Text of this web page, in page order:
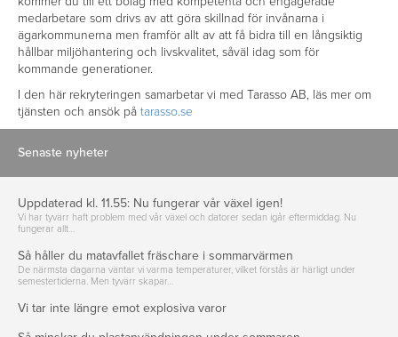
medarbetare som drivs av att göra skillnad för invånarna i
ägarkommunerna men framför allt av att få bidra till en långsiktig
hållbar miljöhantering och livskvalitet, såväl idag som för
kommande generationer.
I den här rekryteringen samarbetar vi med Tarasso AB, läs mer om
tjänsten och ansök på tarasso.se
Senaste nyheter
Uppdaterad kl. 11.55: Nu fungerar vår växel igen!
Vi har tyvärr haft problem med vår växel och datorer sedan igår eftermiddag. Nu
fungerar allt…
Så håller du matavfallet fräschare i sommarvärmen
De närmsta dagarna väntar vi varma temperaturer, vilket förstås är härligt under
semestertiderna. Men tyvärr skapar…
Vi tar inte längre emot explosiva varor